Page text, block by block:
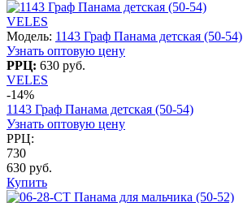
VELES
Модель: 1143 Граф Панама детская (50-54)
Узнать оптовую цену
РРЦ: 630 руб.
VELES
-14%
1143 Граф Панама детская (50-54)
Узнать оптовую цену
РРЦ:
730
630 руб.
Купить